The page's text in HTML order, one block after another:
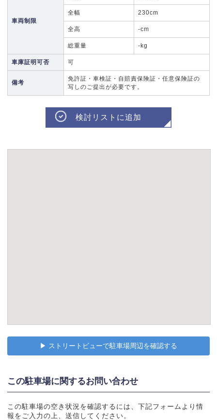
車両制限
全幅 230cm
全高 -cm
総重量 -kg
車庫証明可否 可
備考
免許証・車検証・自賠責保険証・任意保険証の
写しのご提出が必要です。
検討リストに追加
▶︎ ストリートビューで駐車場周辺を確認する
この駐車場に関するお問い合わせ
この駐車場の空き状況を確認するには、下記フォームより情
報をご入力の上、送信してください。